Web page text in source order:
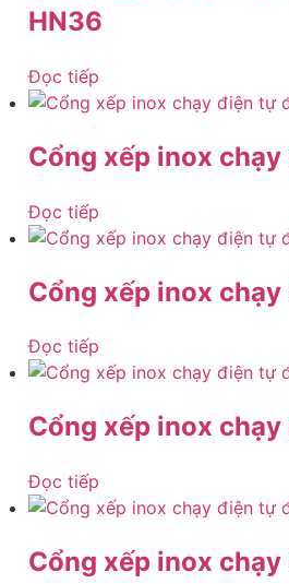
HN36
Đọc tiếp
Cổng xếp inox
Đọc tiếp
Cổng xếp inox
Đọc tiếp
Cổng xếp inox
Đọc tiếp
Cổng xếp inox